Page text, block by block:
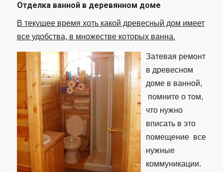
Отделка ванной в деревянном доме
В текущее время хоть какой древесный дом имеет
все удобства, в множестве которых ванна.
Затевая ремонт
в древесном
доме в ванной,
помните о том,
что нужно
вписать в это
помещение все
нужные
коммуникации.